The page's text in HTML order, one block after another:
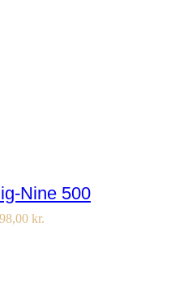
Nine 500
kr.